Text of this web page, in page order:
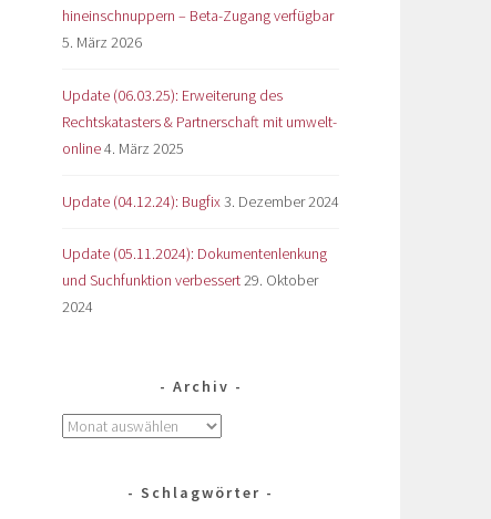
hineinschnuppern – Beta-Zugang verfügbar
5. März 2026
Update (06.03.25): Erweiterung des
Rechtskatasters & Partnerschaft mit umwelt-
online4. März 2025
Update (04.12.24): Bugfix 3. Dezember 2024
Update (05.11.2024): Dokumentenlenkung
und Suchfunktion verbessert29. Oktober
2024
Archiv
Schlagwörter